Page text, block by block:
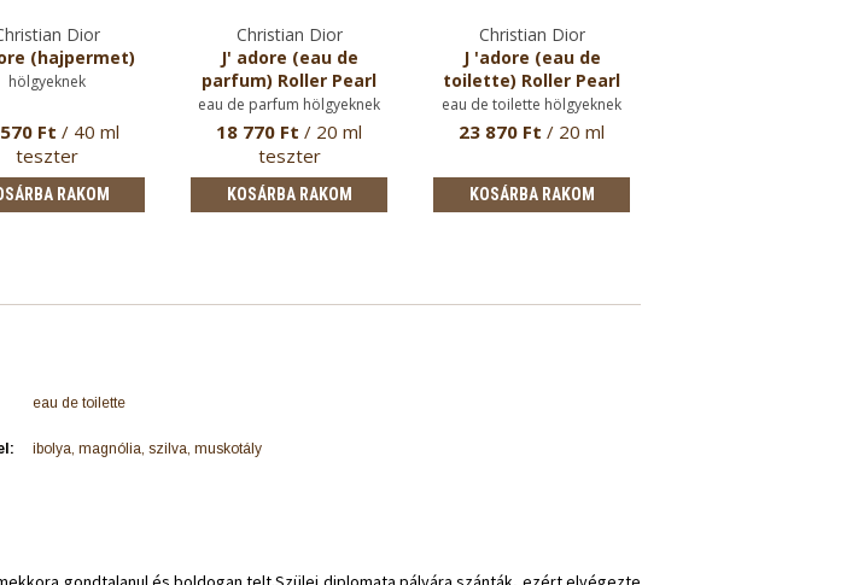
Dior
(hajpermet)
hölgyeknek
Ft / 40 ml
teszter
RAKOM
Christian Dior
J' adore (eau de
parfum) Roller Pearl
eau de parfum hölgyeknek
18 770 Ft / 20 ml
teszter
KOSÁRBA RAKOM
Christian Dior
J 'adore (eau de
toilette) Roller Pearl
eau de toilette hölgyeknek
23 870 Ft / 20 ml
KOSÁRBA RAKOM
eau de toilette
ibolya, magnólia, szilva, muskotály